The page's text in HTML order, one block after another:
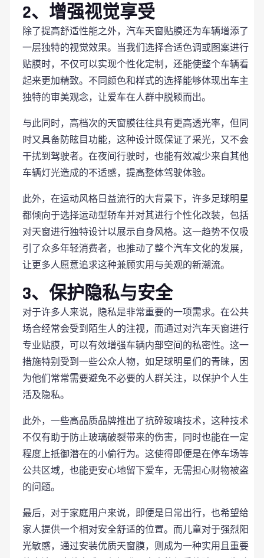
2、增强视觉享受
除了提高舒适性能之外，汽车天窗贴膜还为车辆增添了
一层独特的视觉效果。当我们选择合适色调或图案进行
贴膜时，不仅可以实现个性化定制，还能使整个车辆看
起来更加精致。不同颜色和样式的选择能够体现出车主
独特的审美观念，让爱车在人群中脱颖而出。
与此同时，高档次的天窗膜往往具有更高透光率，但同
时又具备防眩目功能，这种设计既保证了采光，又不会
干扰到驾驶者。在夜间行驶时，也能有效减少来自其他
车辆灯光造成的不适感，提高整体驾驶体验。
此外，在运动风格日益流行的大背景下，许多足球明星
都倾向于选择运动型轿车并对其进行个性化改装，包括
对天窗进行独特设计以展示自身风格。这一趋势不仅吸
引了众多年轻消费者，也推动了整个汽车文化的发展，
让更多人愿意追求这种兼顾实用与美观的新潮流。
3、保护隐私与安全
对于许多人来说，隐私是非常重要的一项需求。在公共
场合经常会受到陌生人的注视，而通过对汽车天窗进行
专业贴膜，可以有效增强车辆内部空间的私密性。这一
措施特别受到一些公众人物，如足球明星们的青睐，因
为他们常常需要避免不必要的人群关注，以保护个人生
活及隐私。
此外，一些高品质品牌推出了抗碎玻璃技术，这种技术
不仅有助于防止玻璃破裂带来的伤害，同时也能在一定
程度上抵御潜在的小偷行为。这使得即便是在停车场等
公共区域，也能更安心地留下爱车，无需担心财物被盗
的问题。
最后，对于家庭用户来说，即便是日常出行，也希望给
家人提供一个相对安全舒适的位置。而儿童对于强烈阳
光敏感，通过安装优质天窗膜，则成为一种实用且重要